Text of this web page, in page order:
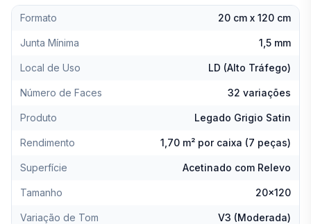
Formato 20 cm x 120 cm
Junta Mínima 1,5 mm
Local de Uso LD (Alto Tráfego)
Número de Faces 32 variações
Produto Legado Grigio Satin
Rendimento 1,70 m² por caixa (7 peças)
Superfície Acetinado com Relevo
Tamanho 20x120
Variação de Tom V3 (Moderada)